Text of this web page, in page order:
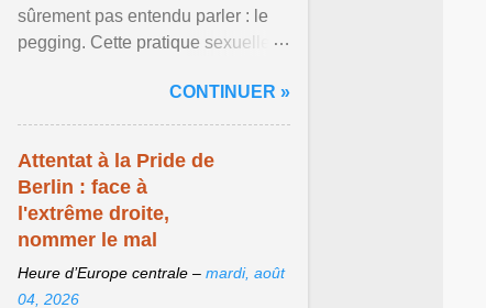
sûrement pas entendu parler : le
pegging. Cette pratique sexuelle
de changer ... Afficher l'article ...
CONTINUER »
Attentat à la Pride de
Berlin : face à
l'extrême droite,
nommer le mal
Heure d’Europe centrale – mardi, août
04, 2026